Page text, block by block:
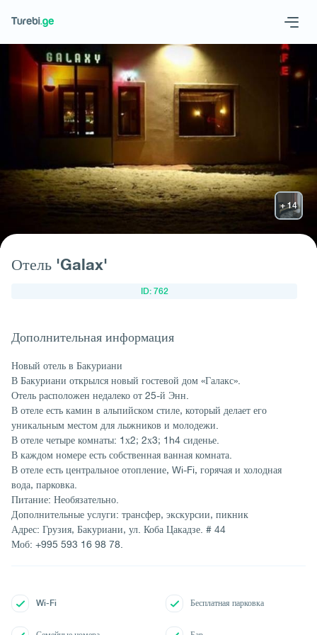
Geo Eng
Запросить отель
Отель 'Galax'
ID: 762
Дополнительная информация
Новый отель в Бакуриани
В Бакуриани открылся новый гостевой дом «Галакс».
Отель расположен недалеко от 25-й Энн.
В отеле есть камин в альпийском стиле, который делает его
уникальным местом для лыжников и молодежи.
В отеле четыре комнаты: 1х2; 2х3; 1h4 сиденье.
В каждом номере есть собственная ванная комната.
В отеле есть центральное отопление, Wi-Fi, горячая и холодная
вода, парковка.
Питание: Необязательно.
Дополнительные услуги: трансфер, экскурсии, пикник
Адрес: Грузия, Бакуриани, ул. Коба Цакадзе. # 44
Моб: +995 593 16 98 78.
Wi-Fi Бесплатная парковка